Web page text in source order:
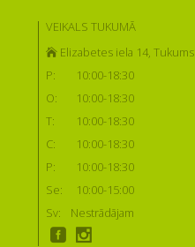
VEIKALS TUKUMĀ
Elizabetes iela 14, Tukums
P:
10:00-18:30
O:
10:00-18:30
T:
10:00-18:30
C:
10:00-18:30
P:
10:00-18:30
Se:
10:00-15:00
Sv:
Nestrādājam